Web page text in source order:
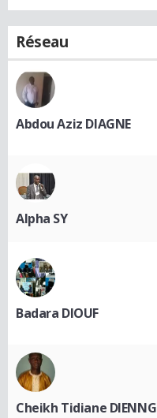
Réseau
Abdou Aziz DIAGNE
Alpha SY
Badara DIOUF
Cheikh Tidiane DIENNG